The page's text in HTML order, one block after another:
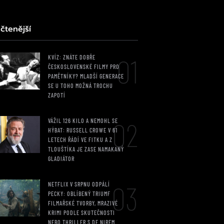
KVÍZ: ZNÁTE DOBŘE
ČESKOSLOVENSKÉ FILMY PRO
PAMĚTNÍKY? MLADŠÍ GENERACE
SE U TOHO MOŽNÁ TROCHU
ZAPOTÍ
01
VÁŽIL 126 KILO A NEMOHL SE
HÝBAT: RUSSELL CROWE V 61
LETECH ŘÁDÍ VE FITKU A Z
TLOUŠTÍKA JE ZASE NAMAKANÝ
GLADIÁTOR
02
NETFLIX V SRPNU ODPÁLÍ
PECKY: OBLÍBENÝ TRIUMF
FILMAŘSKÉ TVORBY, MRAZIVÉ
KRIMI PODLE SKUTEČNOSTI
NEBO THRILLER S DE NIREM
03